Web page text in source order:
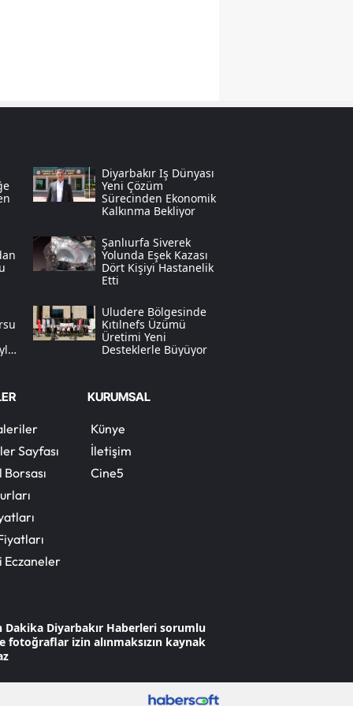
Kırıkkale
Şırnak
Bartın
Ardahan
Iğdır
Kilis
Osmaniye
Diyarbakır Iş Dünyası
Yeni Çözüm
Sürecinden Ekonomik
Kalkınma Bekliyor
Şanlıurfa Siverek
Yolunda Eşek Kazası
Dört Kişiyi Hastanelik
Etti
Uludere Bölgesinde
Kıtılnefs Üzümü
Üretimi Yeni
Desteklerle Büyüyor
Sayfası
Eczaneler
KURUMSAL
Künye
İletişim
Cine5
Dakika Diyarbakır Haberleri sorumlu
fotoğraflar izin alınmaksızın kaynak